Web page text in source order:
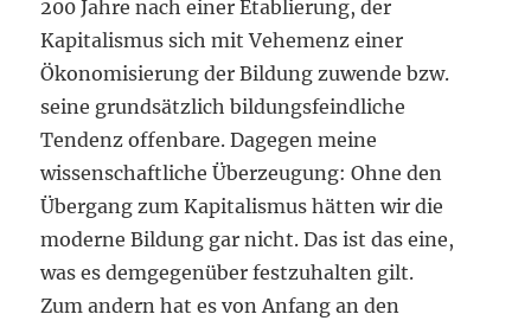
200 Jahre nach einer Etablierung, der
Kapitalismus sich mit Vehemenz einer
Ökonomisierung der Bildung zuwende bzw.
seine grundsätzlich bildungsfeindliche
Tendenz offenbare. Dagegen meine
wissenschaftliche Überzeugung: Ohne den
Übergang zum Kapitalismus hätten wir die
moderne Bildung gar nicht. Das ist das eine,
was es demgegenüber festzuhalten gilt.
Zum andern hat es von Anfang an den